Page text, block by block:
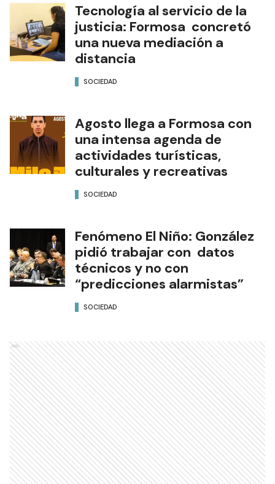
Tecnología al servicio de la
justicia: Formosa concretó
una nueva mediación a
distancia
SOCIEDAD
Agosto llega a Formosa con
una intensa agenda de
actividades turísticas,
culturales y recreativas
SOCIEDAD
Fenómeno El Niño: González
pidió trabajar con datos
técnicos y no con
“predicciones alarmistas”
SOCIEDAD
Ads